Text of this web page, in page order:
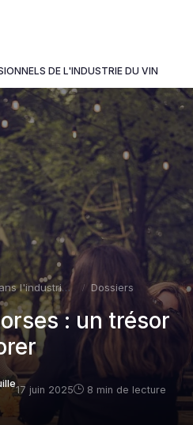
DE L'INDUSTRIE DU VIN
du vin Dossiers
: un trésor
17 juin 2025 8 min de lecture